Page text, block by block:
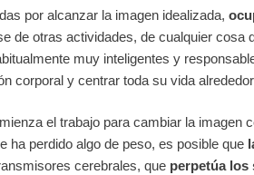
por alcanzar la imagen idealizada,
de otras actividades, de cualquier cosa
muy inteligentes y
corporal y centrar toda su vida
el trabajo para cambiar la imagen
ha perdido algo de peso, es posible que
cerebrales, que perpetúa los